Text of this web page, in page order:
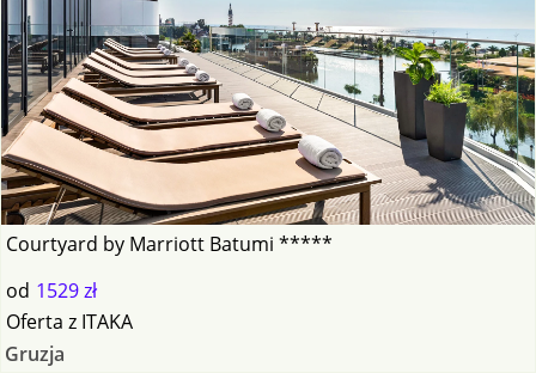
Courtyard by Marriott Batumi *****
od 1529 zł
Oferta z ITAKA
Gruzja